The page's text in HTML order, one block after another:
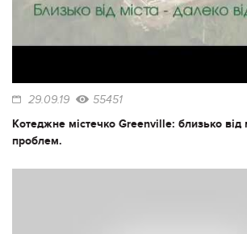
29.09.19 55451
Котеджне містечко Greenville: близько від
проблем.